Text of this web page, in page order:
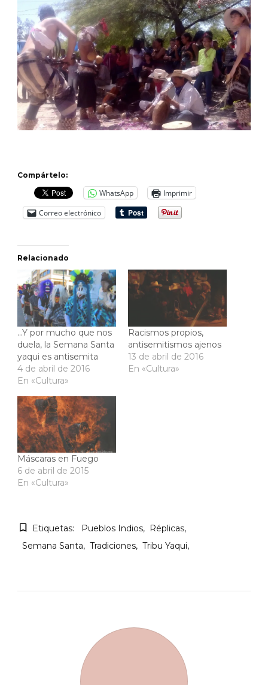
Compártelo:
WhatsApp
Imprimir
Correo electrónico
Relacionado
…Y por mucho que nos
duela, la Semana Santa
yaqui es antisemita
4 de abril de 2016
En «Cultura»
Racismos propios,
antisemitismos ajenos
13 de abril de 2016
En «Cultura»
Máscaras en Fuego
6 de abril de 2015
En «Cultura»
Etiquetas: Pueblos Indios
Réplicas
Semana Santa
Tradiciones Tribu Yaqui